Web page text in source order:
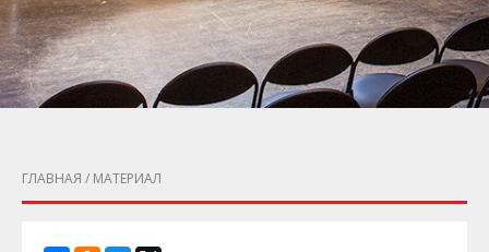
ГЛАВНАЯ / МАТЕРИАЛ